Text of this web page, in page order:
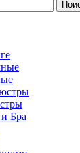
Бра